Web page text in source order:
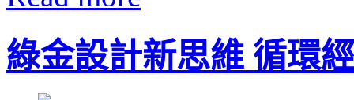
綠金設計新思維 循環